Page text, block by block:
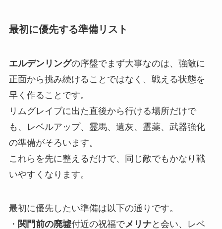
最初に優先する準備リスト
エルデンリングの序盤でまず大事なのは、強敵に
正面から挑み続けることではなく、戦える状態を
早く作ることです。
リムグレイブに出た直後から行ける場所だけで
も、レベルアップ、霊馬、遺灰、霊薬、武器強化
の準備がそろいます。
これらを先に整えるだけで、同じ敵でもかなり戦
いやすくなります。
最初に優先したい準備は以下の通りです。
・ 関門前の廃墟付近の祝福でメリナと会い、レベ